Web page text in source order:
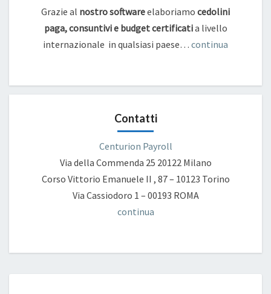
Grazie al nostro softwareelaboriamo cedolini
paga, consuntivi e budget certificatia livello
internazionale in qualsiasi paese… continua
Contatti
Centurion Payroll
Via della Commenda 25 20122 Milano
Corso Vittorio Emanuele II , 87 – 10123 Torino
Via Cassiodoro 1 – 00193 ROMA
continua